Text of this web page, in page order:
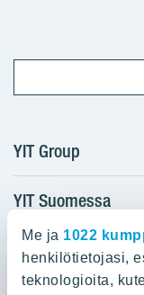
Me ja 1022
henkilötietojasi,
teknologioita,
YIT Group
Tietoa YIT:stä
Töihin meille
Sijoittajat
Projektit
YIT Suomessa
Myytävät asunnot
Vuokrattavat toimitilat
YIT:n pääkonttori
Panuntie 11, PL 36,